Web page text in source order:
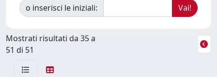
o inserisci le iniziali:
Mostrati risultati da 35 a
51 di 51